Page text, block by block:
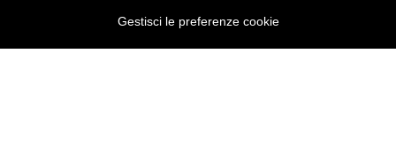
Gestisci le preferenze cookie